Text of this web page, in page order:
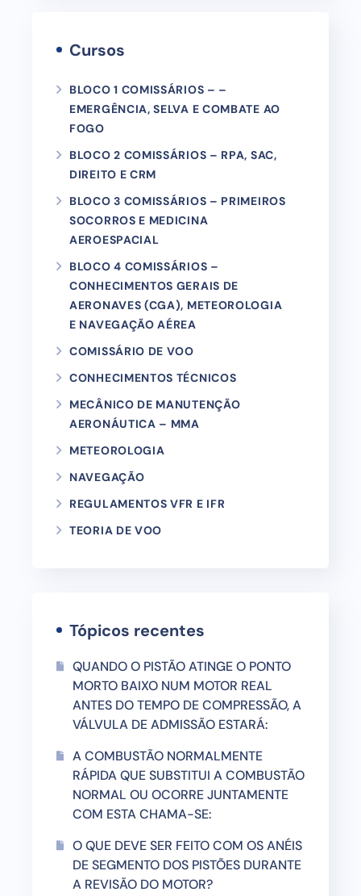
Cursos
BLOCO 1 COMISSÁRIOS – –
EMERGÊNCIA, SELVA E COMBATE AO
FOGO
BLOCO 2 COMISSÁRIOS – RPA, SAC,
DIREITO E CRM
BLOCO 3 COMISSÁRIOS – PRIMEIROS
SOCORROS E MEDICINA
AEROESPACIAL
BLOCO 4 COMISSÁRIOS –
CONHECIMENTOS GERAIS DE
AERONAVES (CGA), METEOROLOGIA
E NAVEGAÇÃO AÉREA
COMISSÁRIO DE VOO
CONHECIMENTOS TÉCNICOS
MECÂNICO DE MANUTENÇÃO
AERONÁUTICA – MMA
METEOROLOGIA
NAVEGAÇÃO
REGULAMENTOS VFR E IFR
TEORIA DE VOO
Tópicos recentes
QUANDO O PISTÃO ATINGE O PONTO
MORTO BAIXO NUM MOTOR REAL
ANTES DO TEMPO DE COMPRESSÃO, A
VÁLVULA DE ADMISSÃO ESTARÁ:
A COMBUSTÃO NORMALMENTE
RÁPIDA QUE SUBSTITUI A COMBUSTÃO
NORMAL OU OCORRE JUNTAMENTE
COM ESTA CHAMA-SE:
O QUE DEVE SER FEITO COM OS ANÉIS
DE SEGMENTO DOS PISTÕES DURANTE
A REVISÃO DO MOTOR?